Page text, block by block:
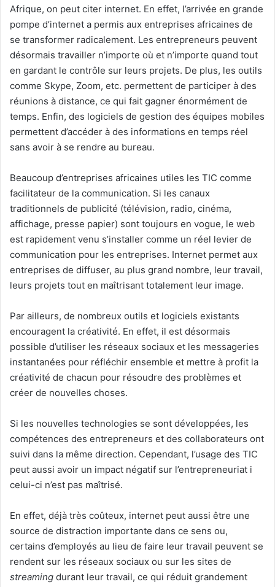
Afrique, on peut citer internet. En effet, l’arrivée en grande
pompe d’internet a permis aux entreprises africaines de
se transformer radicalement. Les entrepreneurs peuvent
désormais travailler n’importe où et n’importe quand tout
en gardant le contrôle sur leurs projets. De plus, les outils
comme Skype, Zoom, etc. permettent de participer à des
réunions à distance, ce qui fait gagner énormément de
temps. Enfin, des logiciels de gestion des équipes mobiles
permettent d’accéder à des informations en temps réel
sans avoir à se rendre au bureau.
Beaucoup d’entreprises africaines utiles les TIC comme
facilitateur de la communication. Si les canaux
traditionnels de publicité (télévision, radio, cinéma,
affichage, presse papier) sont toujours en vogue, le web
est rapidement venu s’installer comme un réel levier de
communication pour les entreprises. Internet permet aux
entreprises de diffuser, au plus grand nombre, leur travail,
leurs projets tout en maîtrisant totalement leur image.
Par ailleurs, de nombreux outils et logiciels existants
encouragent la créativité. En effet, il est désormais
possible d’utiliser les réseaux sociaux et les messageries
instantanées pour réfléchir ensemble et mettre à profit la
créativité de chacun pour résoudre des problèmes et
créer de nouvelles choses.
Si les nouvelles technologies se sont développées, les
compétences des entrepreneurs et des collaborateurs ont
suivi dans la même direction. Cependant, l’usage des TIC
peut aussi avoir un impact négatif sur l’entrepreneuriat i
celui-ci n’est pas maîtrisé.
En effet, déjà très coûteux, internet peut aussi être une
source de distraction importante dans ce sens ou,
certains d’employés au lieu de faire leur travail peuvent se
rendent sur les réseaux sociaux ou sur les sites de
streaming durant leur travail, ce qui réduit grandement